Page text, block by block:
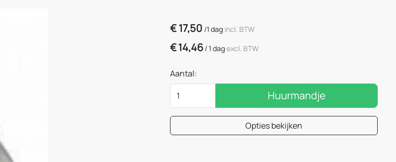
€17,50 /1 dag incl. BTW
€14,46 /1 dagexcl. BTW
Aantal:
Huurmandje
Opties bekijken